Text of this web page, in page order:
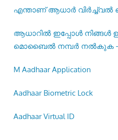
എന്താണ് ആധാർ
ആധാറിൽ ഇപ്പോൾ നിങ്ങൾ
മൊബൈൽ നമ്പർ നൽകുക
M Aadhaar Application
Aadhaar Biometric Lock
Aadhaar Virtual ID